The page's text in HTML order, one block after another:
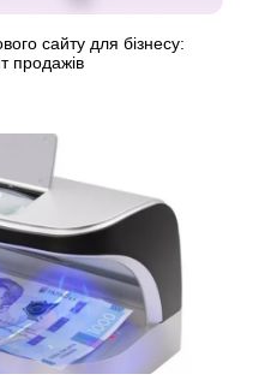
сайту для бізнесу:
продажів